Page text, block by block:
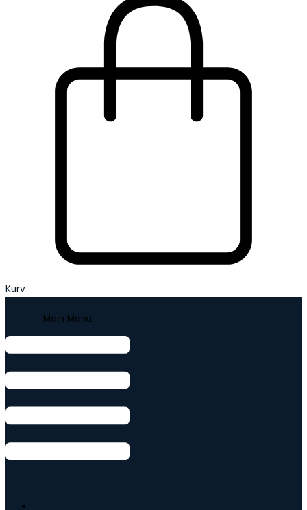
Kurv
Main Menu